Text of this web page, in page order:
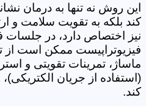
این روش نه تنها به درمان
کند بلکه به تقویت سلامت و
نیز اختصاص دارد، در جلسات
فیزیوتراپیست ممکن است از
ماساژ، تمرینات تقویتی و
(استفاده از جریان
کند.